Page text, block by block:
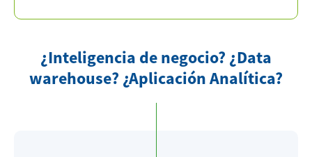
¿Inteligencia de negocio? ¿Data
warehouse? ¿Aplicación Analítica?